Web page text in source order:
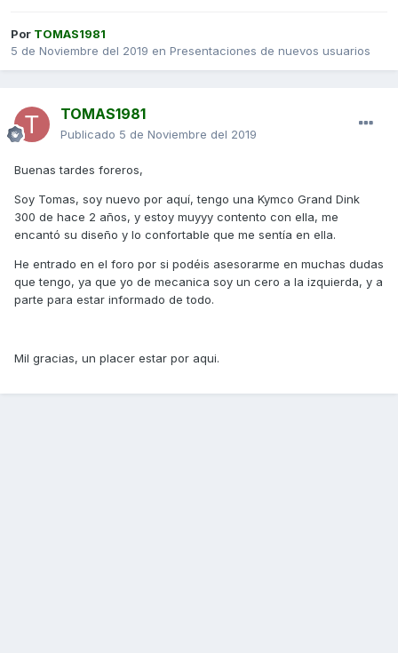
Por TOMAS1981
5 de Noviembre del 2019 en Presentaciones de nuevos usuarios
TOMAS1981
Publicado 5 de Noviembre del 2019
Buenas tardes foreros,
Soy Tomas, soy nuevo por aquí, tengo una Kymco Grand Dink
300 de hace 2 años, y estoy muyyy contento con ella, me
encantó su diseño y lo confortable que me sentía en ella.
He entrado en el foro por si podéis asesorarme en muchas dudas
que tengo, ya que yo de mecanica soy un cero a la izquierda, y a
parte para estar informado de todo.
Mil gracias, un placer estar por aqui.